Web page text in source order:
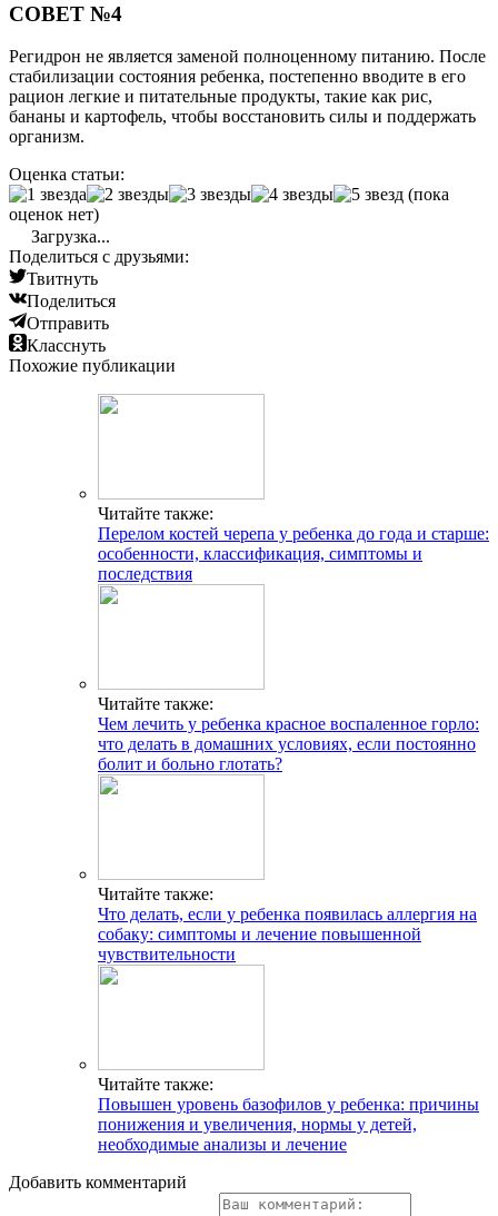
СОВЕТ №4
Регидрон не является заменой полноценному питанию. После
стабилизации состояния ребенка, постепенно вводите в его
рацион легкие и питательные продукты, такие как рис,
бананы и картофель, чтобы восстановить силы и поддержать
организм.
Оценка статьи:
(пока
оценок нет)
Загрузка...
Поделиться с друзьями:
Твитнуть
Поделиться
Отправить
Класснуть
Похожие публикации
Читайте также:
Перелом костей черепа у ребенка до года и старше:
особенности, классификация, симптомы и
последствия
Читайте также:
Чем лечить у ребенка красное воспаленное горло:
что делать в домашних условиях, если постоянно
болит и больно глотать?
Читайте также:
Что делать, если у ребенка появилась аллергия на
собаку: симптомы и лечение повышенной
чувствительности
Читайте также:
Повышен уровень базофилов у ребенка: причины
понижения и увеличения, нормы у детей,
необходимые анализы и лечение
Добавить комментарий